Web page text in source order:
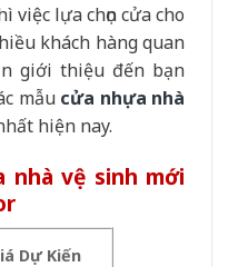
lựa chọn cửa cho
khách hàng quan
giới thiệu đến bạn
mẫu cửa nhựa nhà
hiện nay.
nhà vệ sinh mới
Dự Kiến